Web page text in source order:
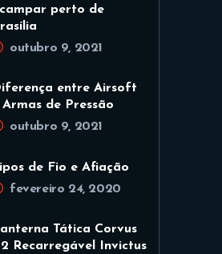
perto de
outubro 9, 2021
entre Airsoft
Armas de Pressão
outubro 9, 2021
de Fio e Afiação
fevereiro 24, 2020
Tática Corvus
Recarregável Invictus